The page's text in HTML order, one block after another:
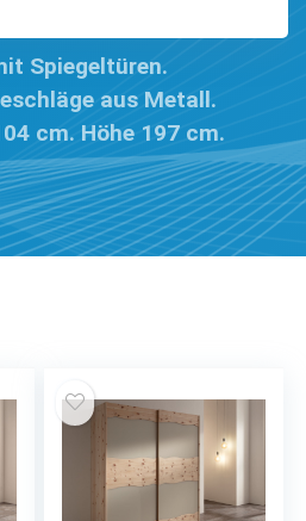
Spiegeltüren.
aus Metall.
cm. Höhe 197 cm.